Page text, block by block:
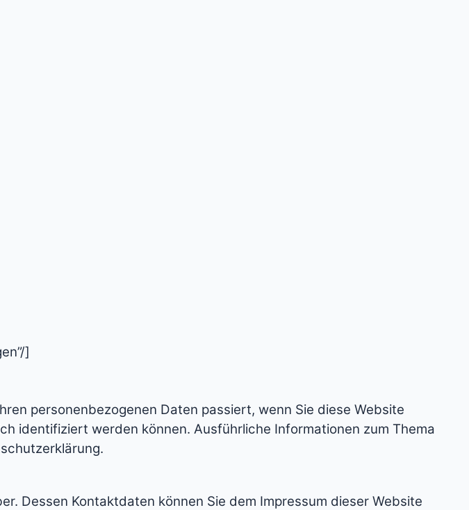
]
personenbezogenen Daten passiert, wenn Sie diese Website
identifiziert werden können. Ausführliche Informationen zum Thema
Dessen Kontaktdaten können Sie dem Impressum dieser Website